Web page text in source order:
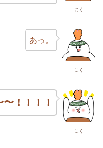
にく
にく
あっ。
にく
！！！！